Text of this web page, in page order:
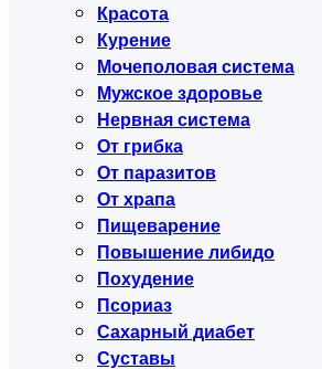
Красота
Курение
Мочеполовая система
Мужское здоровье
Нервная система
От грибка
От паразитов
От храпа
Пищеварение
Повышение либидо
Похудение
Псориаз
Сахарный диабет
Суставы